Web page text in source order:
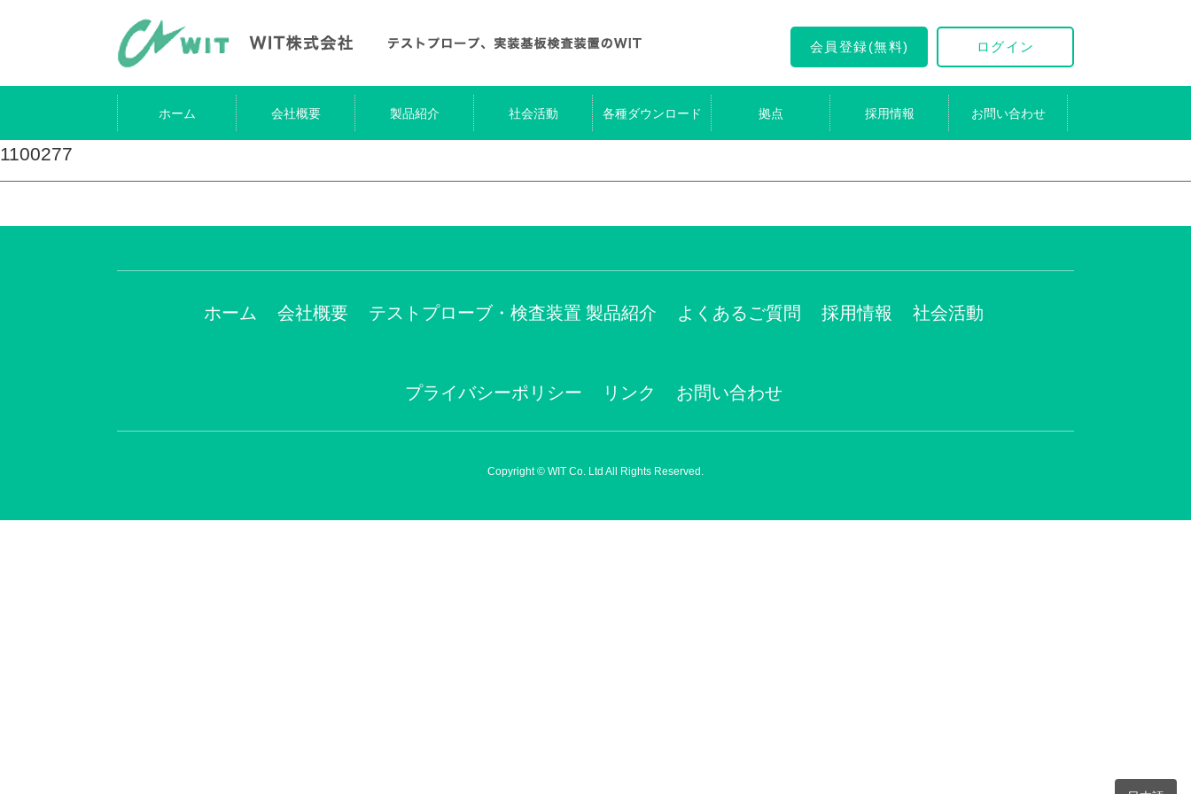
会員登録(無料) ログイン
ホーム 会社概要 製品紹介 社会活動 各種ダウンロード 拠点 採用情報 お問い合わせ
1100277
ホーム 会社概要 テストプローブ・検査装置 製品紹介 よくあるご質問 採用情報 社会活動
プライバシーポリシー リンク お問い合わせ
Copyright © WIT Co. Ltd All Rights Reserved.